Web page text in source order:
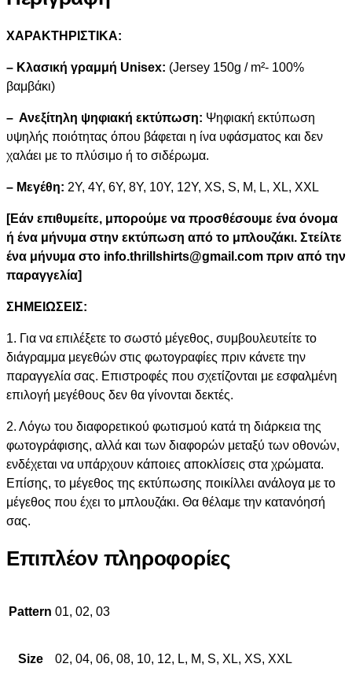
ΧΑΡΑΚΤΗΡΙΣΤΙΚΑ:
– Κλασική γραμμή Unisex: (Jersey 150g / m²- 100%
βαμβάκι)
– Ανεξίτηλη ψηφιακή εκτύπωση: Ψηφιακή εκτύπωση
υψηλής ποιότητας όπου βάφεται η ίνα υφάσματος και δεν
χαλάει με το πλύσιμο ή το σιδέρωμα.
– Μεγέθη: 2Y, 4Y, 6Y, 8Y, 10Y, 12Y, XS, S, M, L, XL, XXL
[Εάν επιθυμείτε, μπορούμε να προσθέσουμε ένα όνομα
ή ένα μήνυμα στην εκτύπωση από το μπλουζάκι. Στείλτε
ένα μήνυμα στο info.thrillshirts@gmail.com πριν από την
παραγγελία]
ΣΗΜΕΙΩΣΕΙΣ:
1. Για να επιλέξετε το σωστό μέγεθος, συμβουλευτείτε το
διάγραμμα μεγεθών στις φωτογραφίες πριν κάνετε την
παραγγελία σας. Επιστροφές που σχετίζονται με εσφαλμένη
επιλογή μεγέθους δεν θα γίνονται δεκτές.
2. Λόγω του διαφορετικού φωτισμού κατά τη διάρκεια της
φωτογράφισης, αλλά και των διαφορών μεταξύ των οθονών,
ενδέχεται να υπάρχουν κάποιες αποκλίσεις στα χρώματα.
Επίσης, το μέγεθος της εκτύπωσης ποικίλλει ανάλογα με το
μέγεθος που έχει το μπλουζάκι. Θα θέλαμε την κατανόησή
σας.
Επιπλέον πληροφορίες
Pattern 01, 02, 03
Size 02, 04, 06, 08, 10, 12, L, M, S, XL, XS, XXL